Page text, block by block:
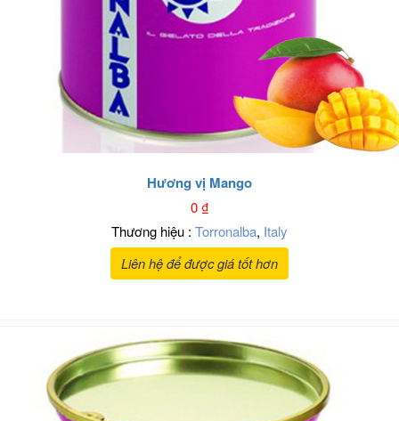
Hương vị Mango
0₫
Thương hiệu : Torronalba, Italy
Liên hệ để được giá tốt hơn